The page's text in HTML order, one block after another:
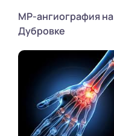
МР-ангиография на
Дубровке